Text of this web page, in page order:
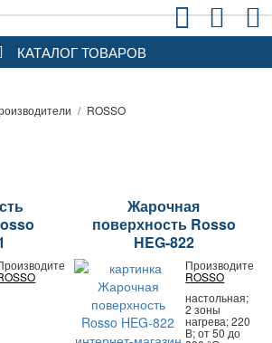
КАТАЛОГ ТОВАРОВ
/ ROSSO
Жарочная
поверхность Rosso
HEG-822
Производитель:
ROSSO
настольная;
2 зоны
нагрева; 220
В; от 50 до